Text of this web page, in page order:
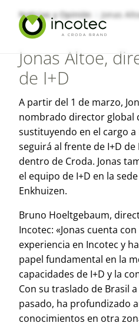
contenido
menú
Noticias y Opinión Jonas
Jonas Altoe,
de I+D
A partir del 1 de marzo,
nombrado director global
sustituyendo en el cargo
seguirá al frente de I+D de
dentro de Croda. Jonas
el equipo de I+D en la
Enkhuizen.
Bruno Hoeltgebaum,
Incotec: «Jonas cuenta
experiencia en Incotec y
papel fundamental en la
capacidades de I+D y la
Con su traslado de Brasil
pasado, ha profundizado
conocimientos en otra